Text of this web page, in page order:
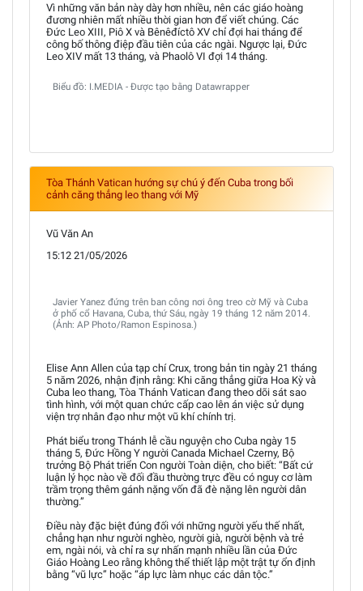
Vì những văn bản này dày hơn nhiều, nên các giáo hoàng
đương nhiên mất nhiều thời gian hơn để viết chúng. Các
Đức Leo XIII, Piô X và Bênêđíctô XV chỉ đợi hai tháng để
công bố thông điệp đầu tiên của các ngài. Ngược lại, Đức
Leo XIV mất 13 tháng, và Phaolô VI đợi 14 tháng.
Biểu đồ: I.MEDIA - Được tạo bằng Datawrapper
Tòa Thánh Vatican hướng sự chú ý đến Cuba trong bối
cảnh căng thẳng leo thang với Mỹ
Vũ Văn An
15:12 21/05/2026
Javier Yanez đứng trên ban công nơi ông treo cờ Mỹ và Cuba
ở phố cổ Havana, Cuba, thứ Sáu, ngày 19 tháng 12 năm 2014.
(Ảnh: AP Photo/Ramon Espinosa.)
Elise Ann Allen của tạp chí Crux, trong bản tin ngày 21 tháng
5 năm 2026, nhận định rằng: Khi căng thẳng giữa Hoa Kỳ và
Cuba leo thang, Tòa Thánh Vatican đang theo dõi sát sao
tình hình, với một quan chức cấp cao lên án việc sử dụng
viện trợ nhân đạo như một vũ khí chính trị.
Phát biểu trong Thánh lễ cầu nguyện cho Cuba ngày 15
tháng 5, Đức Hồng Y người Canada Michael Czerny, Bộ
trưởng Bộ Phát triển Con người Toàn diện, cho biết: “Bất cứ
luận lý học nào về đối đầu thường trực đều có nguy cơ làm
trầm trọng thêm gánh nặng vốn đã đè nặng lên người dân
thường.”
Điều này đặc biệt đúng đối với những người yếu thế nhất,
chẳng hạn như người nghèo, người già, người bệnh và trẻ
em, ngài nói, và chỉ ra sự nhấn mạnh nhiều lần của Đức
Giáo Hoàng Leo rằng không thể thiết lập một trật tự ổn định
bằng “vũ lực” hoặc “áp lực làm nhục các dân tộc.”